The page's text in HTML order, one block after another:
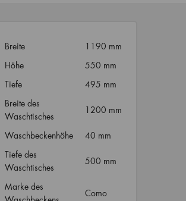
Breite
1190 mm
Höhe
550 mm
Tiefe
495 mm
Breite des
Waschtisches
1200 mm
Waschbeckenhöhe
40 mm
Tiefe des
Waschtisches
500 mm
Marke des
Como